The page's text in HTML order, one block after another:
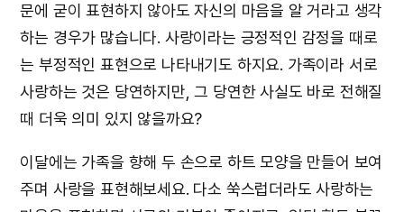
문에 굳이 표현하지 않아도 자신의 마음을 알 거라고 생각
하는 경우가 많습니다. 사랑이라는 긍정적인 감정을 때로
는 부정적인 표현으로 나타내기도 하지요. 가족이라 서로
사랑하는 것은 당연하지만, 그 당연한 사실도 바로 전해질
때 더욱 의미 있지 않을까요?
이달에는 가족을 향해 두 손으로 하트 모양을 만들어 보여
주며 사랑을 표현해보세요. 다소 쑥스럽더라도 사랑하는